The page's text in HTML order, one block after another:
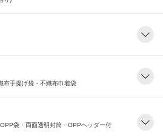
布手提げ袋・不織布巾着袋
袋・両面透明封筒・OPPヘッダー付